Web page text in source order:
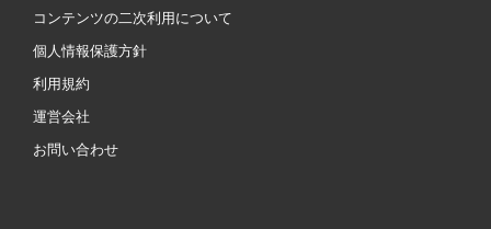
コンテンツの二次利用について
個人情報保護方針
利用規約
運営会社
お問い合わせ